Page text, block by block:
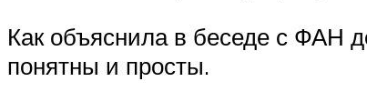
Как объяснила в беседе с ФАН
понятны и просты.